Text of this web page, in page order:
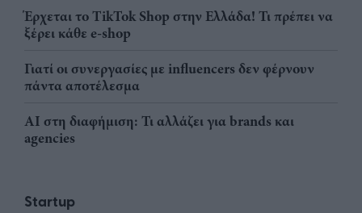
Έρχεται το TikTok Shop στην Ελλάδα! Τι πρέπει να
ξέρει κάθε e-shop
Γιατί οι συνεργασίες με influencers δεν φέρνουν
πάντα αποτέλεσμα
AI στη διαφήμιση: Τι αλλάζει για brands και
agencies
Startup